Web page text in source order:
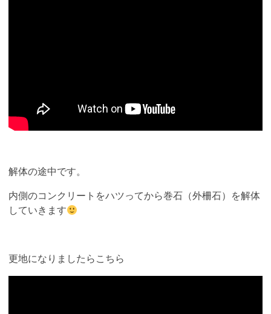
解体の途中です。
内側のコンクリートをハツってから巻石（外柵石）を解体
していきます
更地になりましたらこちら